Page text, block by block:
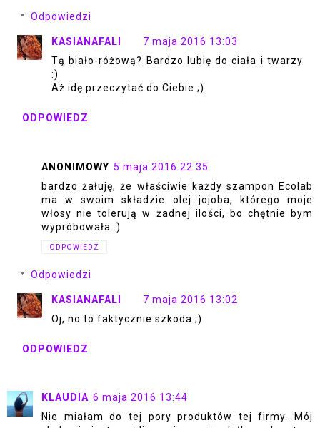
Odpowiedzi
KASIANAFALI
7 maja 2016 13:03
Tą biało-różową? Bardzo lubię do ciała i twarzy
:)
Aż idę przeczytać do Ciebie ;)
ODPOWIEDZ
ANONIMOWY 5 maja 2016 22:35
bardzo żałuję, że właściwie każdy szampon Ecolab
ma w swoim składzie olej jojoba, którego moje
włosy nie tolerują w żadnej ilości, bo chętnie bym
wypróbowała :)
ODPOWIEDZ
Odpowiedzi
KASIANAFALI
7 maja 2016 13:02
Oj, no to faktycznie szkoda ;)
ODPOWIEDZ
KLAUDIA 6 maja 2016 13:44
Nie miałam do tej pory produktów tej firmy. Mój